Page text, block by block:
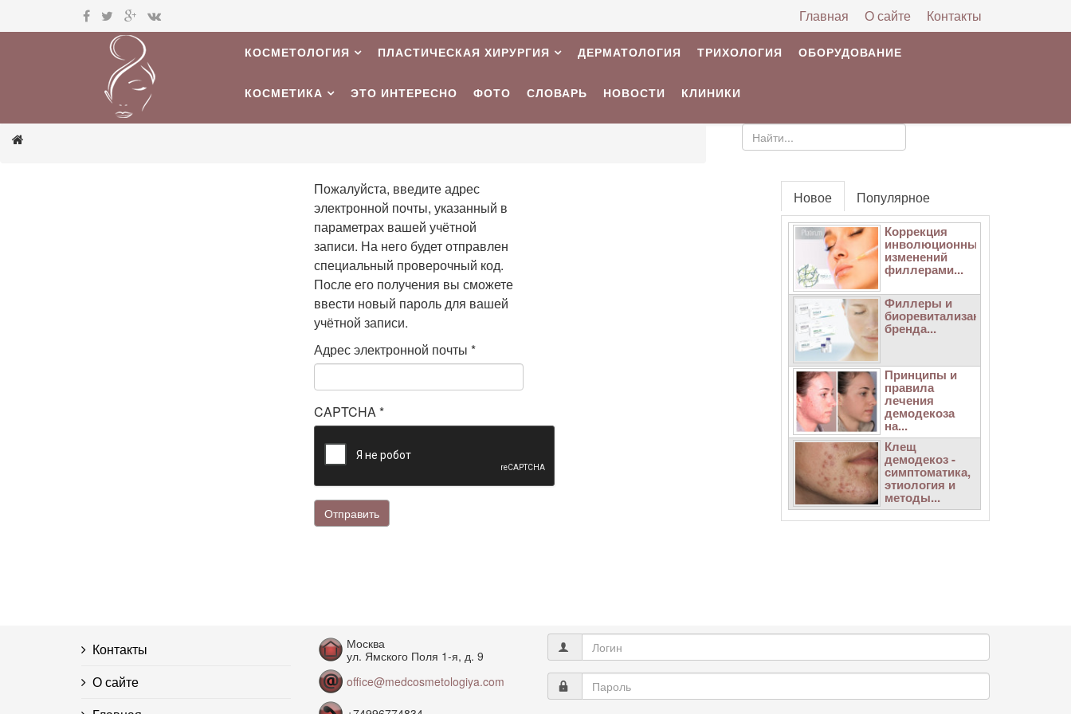
Контакты
О сайте
Главная
КОСМЕТОЛОГИЯ ПЛАСТИЧЕСКАЯ ХИРУРГИЯ ДЕРМАТОЛОГИЯ ТРИХОЛОГИЯ ОБОРУДОВАНИЕ
КОСМЕТИКА ЭТО ИНТЕРЕСНО ФОТО СЛОВАРЬ НОВОСТИ КЛИНИКИ
Пожалуйста, введите адрес
электронной почты, указанный в
параметрах вашей учётной
записи. На него будет отправлен
специальный проверочный код.
После его получения вы сможете
ввести новый пароль для вашей
учётной записи.
Адрес электронной почты *
CAPTCHA*
Отправить
Новое Популярное
Коррекция
инволюционных
изменений
филлерами...
Филлеры и
биоревитализанты
бренда...
Принципы и
правила
лечения
демодекоза
на...
Клещ
демодекоз -
симптоматика,
этиология и
методы...
Контакты
О сайте
Москва
ул. Ямского Поля 1-я, д. 9
office@medcosmetologiya.com